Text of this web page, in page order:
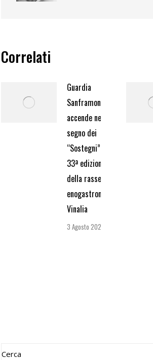
Correlati
Guardia
Sanframondi: si
accende nel
segno dei
“Sostegni” la
33ª edizione
della rassegna
enogastronomica
Vinalia
3 Agosto 2026
Cerca